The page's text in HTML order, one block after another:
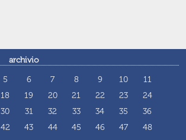
archivio
5 6 7 8 9 10
11
18 19 20 21 22 23
24
30 31 32 33 34 35
36
42 43 44 45 46 47
48